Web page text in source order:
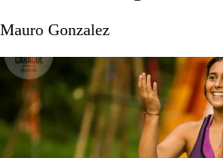
Mauro Gonzalez